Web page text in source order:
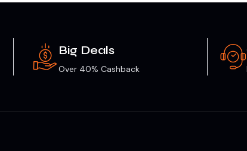
Big Deals
Over 40% Cashback